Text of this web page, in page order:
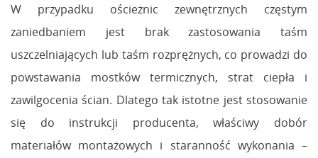
W przypadku ościeżnic zewnętrznych częstym
zaniedbaniem jest brak zastosowania taśm
uszczelniających lub taśm rozprężnych, co prowadzi do
powstawania mostków termicznych, strat ciepła i
zawilgocenia ścian. Dlatego tak istotne jest stosowanie
się do instrukcji producenta, właściwy dobór
materiałów montażowych i staranność wykonania –